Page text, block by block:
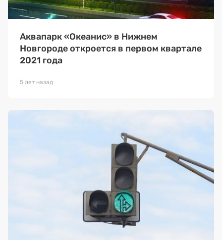
Аквапарк «Океанис» в Нижнем
Новгороде откроется в первом квартале
2021 года
5 лет назад